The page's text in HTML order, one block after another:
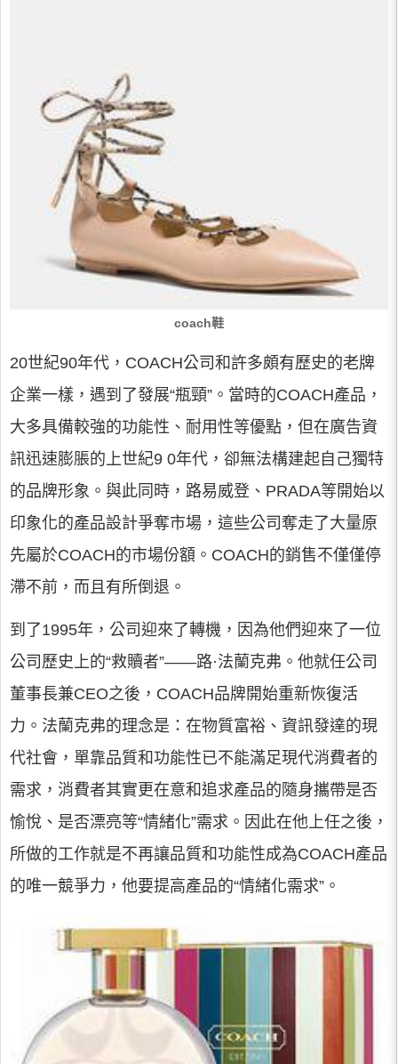
coach鞋
20世紀90年代，COACH公司和許多頗有歷史的老牌
企業一樣，遇到了發展“瓶頸”。當時的COACH產品，
大多具備較強的功能性、耐用性等優點，但在廣告資
訊迅速膨脹的上世紀9 0年代，卻無法構建起自己獨特
的品牌形象。與此同時，路易威登、PRADA等開始以
印象化的產品設計爭奪市場，這些公司奪走了大量原
先屬於COACH的市場份額。COACH的銷售不僅僅停
滯不前，而且有所倒退。
到了1995年，公司迎來了轉機，因為他們迎來了一位
公司歷史上的“救贖者”——路·法蘭克弗。他就任公司
董事長兼CEO之後，COACH品牌開始重新恢復活
力。法蘭克弗的理念是：在物質富裕、資訊發達的現
代社會，單靠品質和功能性已不能滿足現代消費者的
需求，消費者其實更在意和追求產品的隨身攜帶是否
愉悅、是否漂亮等“情緒化”需求。因此在他上任之後，
所做的工作就是不再讓品質和功能性成為COACH產品
的唯一競爭力，他要提高產品的“情緒化需求”。